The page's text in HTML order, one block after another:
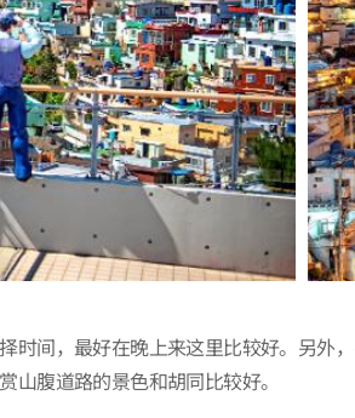
间，最好在晚上来这里比较好。另外
腹道路的景色和胡同比较好。